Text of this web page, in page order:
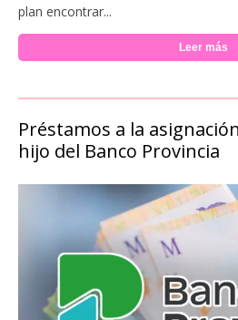
plan encontrar...
Leer más
Préstamos a la
hijo del Banco Provincia